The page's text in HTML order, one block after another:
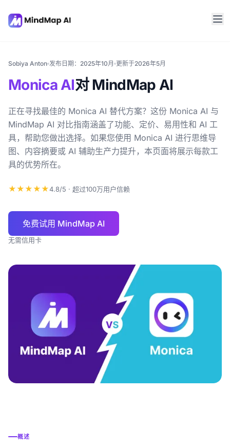
Sobiya Anton 发布日期：2025年10月 更新于2026年5月
Monica AI对 MindMap AI
正在寻找最佳的 Monica AI 替代方案？这份 Monica AI 与
MindMap AI 对比指南涵盖了功能、定价、易用性和 AI 工
具，帮助您做出选择。如果您使用 Monica AI 进行思维导
图、内容摘要或 AI 辅助生产力提升，本页面将展示每款工
具的优势所在。
★★★★★4.8/5 · 超过100万用户信赖
免费试用 MindMap AI
无需信用卡
概述